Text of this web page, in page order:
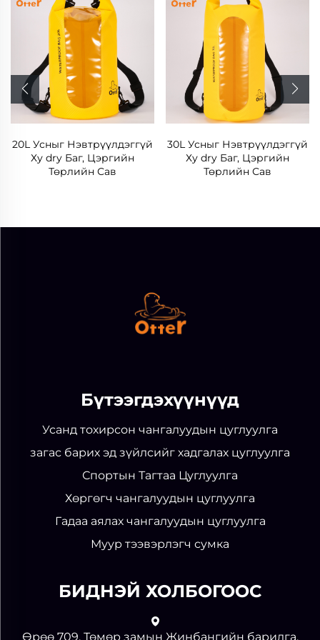
20L Усныг Нэвтрүүлдэггүй
Ху dry Баг, Цэргийн
Төрлийн Сав
30L Усныг Нэвтрүүлдэггүй
Ху dry Баг, Цэргийн
Төрлийн Сав
Бүтээгдэхүүнүүд
Усанд тохирсон чангалуудын цуглуулга
загас барих эд зүйлсийг хадгалах цуглуулга
Спортын Тагтаа Цуглуулга
Хөргөгч чангалуудын цуглуулга
Гадаа аялах чангалуудын цуглуулга
Муур тээвэрлэгч сумка
БИДНЭЙ ХОЛБОГООС
Өрөө 709, Төмөр замын Жинбангийн барилга,